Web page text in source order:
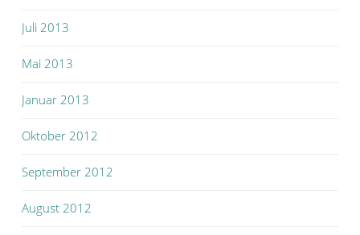
Juli 2013
Mai 2013
Januar 2013
Oktober 2012
September 2012
August 2012